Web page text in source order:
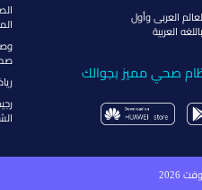
العربى وأول
العربية
صحي مميز بجوالك